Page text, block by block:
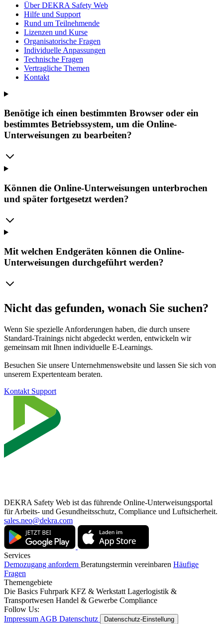
Über DEKRA Safety Web
Hilfe und Support
Rund um Teilnehmende
Lizenzen und Kurse
Organisatorische Fragen
Individuelle Anpassungen
Technische Fragen
Vertragliche Themen
Kontakt
Benötige ich einen bestimmten Browser oder ein
bestimmtes Betriebssystem, um die Online-
Unterweisungen zu bearbeiten?
Können die Online-Unterweisungen unterbrochen
und später fortgesetzt werden?
Mit welchen Endgeräten können die Online-
Unterweisungen durchgeführt werden?
Nicht das gefunden, wonach Sie suchen?
Wenn Sie spezielle Anforderungen haben, die durch unsere
Standard-Trainings nicht abgedeckt werden, entwickeln wir
gemeinsam mit Ihnen individuelle E-Learnings.
Besuchen Sie unsere Unternehmenswebsite und lassen Sie sich von
unserem Expertenteam beraten.
Kontakt Support
DEKRA Safety Web ist das führende Online-Unterweisungsportal
für Arbeits- und Gesundheitsschutz, Compliance und Luftsicherheit.
sales.neo@dekra.com
Services
Demozugang anfordern Beratungstermin vereinbaren Häufige
Fragen
Themengebiete
Die Basics Fuhrpark KFZ & Werkstatt Lagerlogistik &
Transportwesen Handel & Gewerbe Compliance
Follow Us:
Impressum AGB Datenschutz Datenschutz-Einstellung